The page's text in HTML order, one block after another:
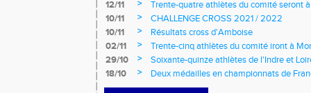
12/11
>
Trente-quatre athlètes du comité seront
10/11
>
CHALLENGE CROSS 2021 / 2022
10/11
>
Résultats cross d'Amboise
02/11
>
Trente-cinq athlètes du comité iront à
29/10
>
Soixante-quinze athlètes de l'Indre et
régionaux de cross-country 2021
18/10 > Deux médailles en championnats de